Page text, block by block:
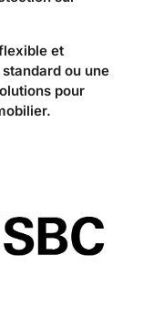
et
ou une
pour